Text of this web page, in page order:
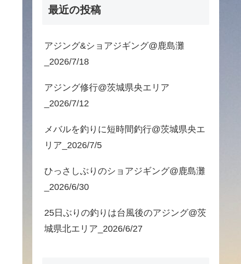
最近の投稿
アジング&ショアジギング@鹿島灘
_2026/7/18
アジング修行@茨城県央エリア
_2026/7/12
メバルを釣りに短時間釣行@茨城県央エ
リア_2026/7/5
ひっさしぶりのショアジギング@鹿島灘
_2026/6/30
25日ぶりの釣りは台風後のアジング@茨
城県北エリア_2026/6/27